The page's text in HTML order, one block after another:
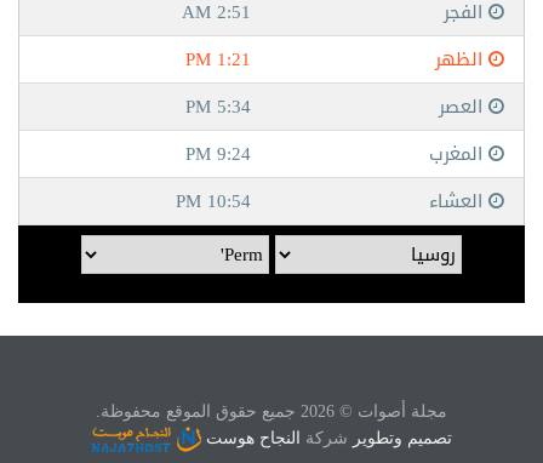
مجلة أصوات © 2026 جميع حقوق الموقع محفوظة.
تصميم وتطوير شركة النجاح هوست